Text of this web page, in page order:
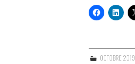
OCTOBRE 2019